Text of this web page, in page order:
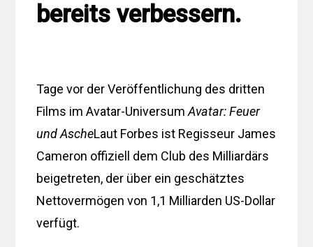
bereits verbessern.
Tage vor der Veröffentlichung des dritten
Films im Avatar-UniversumAvatar: Feuer
und AscheLaut Forbes ist Regisseur James
Cameron offiziell dem Club des Milliardärs
beigetreten, der über ein geschätztes
Nettovermögen von 1,1 Milliarden US-Dollar
verfügt.